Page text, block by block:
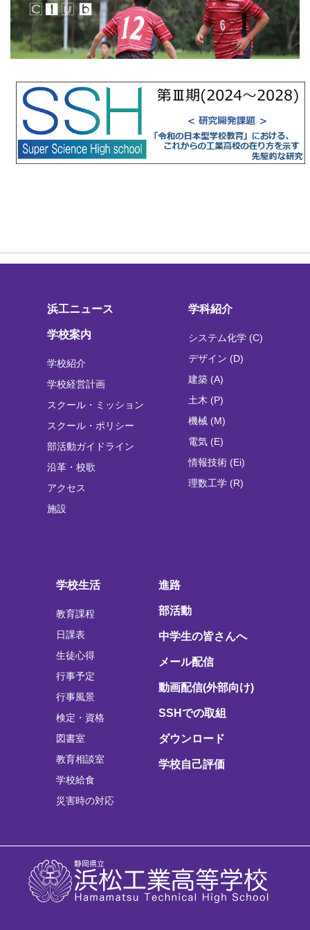
浜工ニュース
学校案内
学校紹介
学校経営計画
スクール・ミッション
スクール・ポリシー
部活動ガイドライン
沿革・校歌
アクセス
施設
学科紹介
システム化学 (C)
デザイン (D)
建築 (A)
土木 (P)
機械 (M)
電気 (E)
情報技術 (Ei)
理数工学 (R)
学校生活
教育課程
日課表
生徒心得
行事予定
行事風景
検定・資格
図書室
教育相談室
学校給食
災害時の対応
進路
部活動
中学生の皆さんへ
メール配信
動画配信(外部向け)
SSHでの取組
ダウンロード
学校自己評価